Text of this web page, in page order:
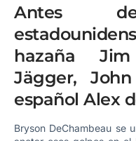
Antes
hazaña
Jägger,
español Alex
Bryson DeChambeau se